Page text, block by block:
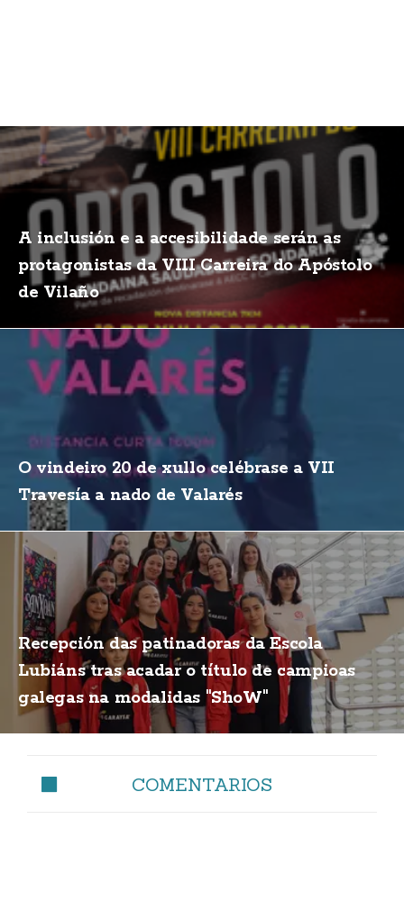
A inclusión e a accesibilidade serán as
protagonistas da VIII Carreira do Apóstolo
de Vilaño
O vindeiro 20 de xullo celébrase a VII
Travesía a nado de Valarés
Recepción das patinadoras da Escola
Lubiáns tras acadar o título de campioas
galegas na modalidas "ShoW"
COMENTARIOS